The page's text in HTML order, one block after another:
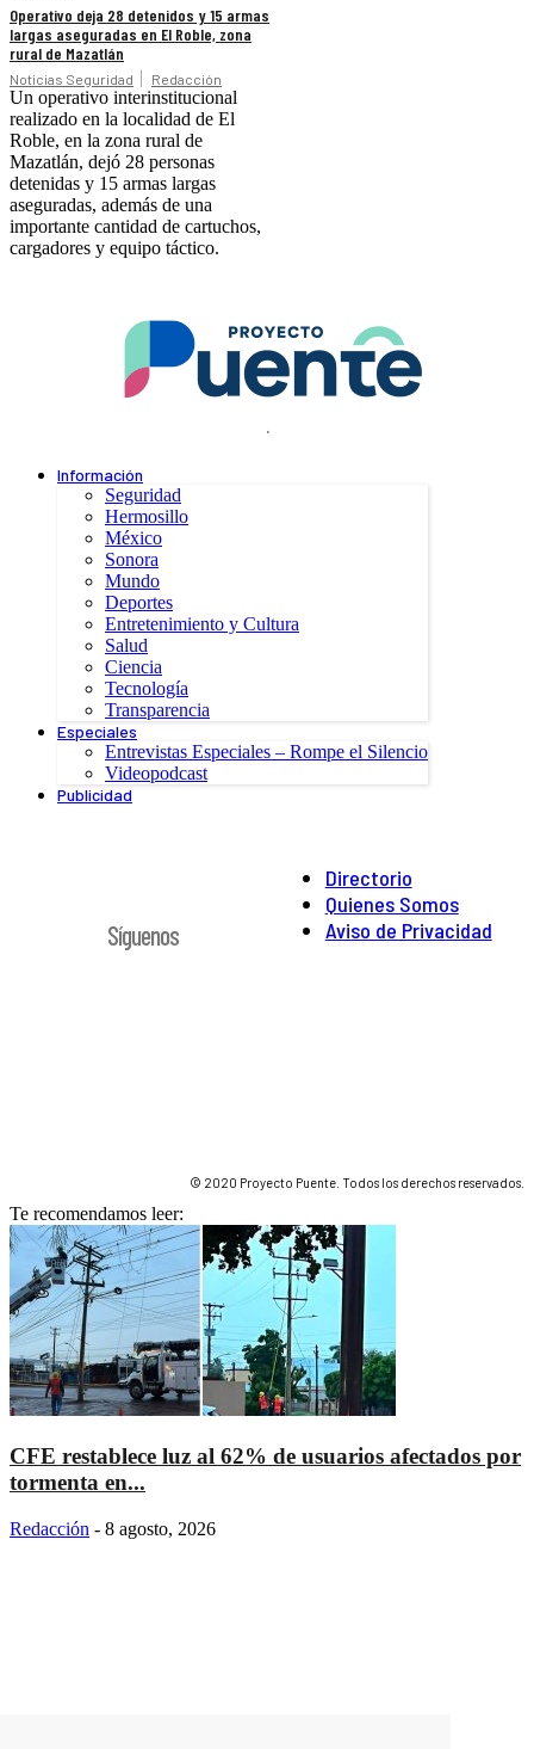
Operativo deja 28 detenidos y 15 armas
largas aseguradas en El Roble, zona
rural de Mazatlán
Noticias Seguridad Redacción
Un operativo interinstitucional
realizado en la localidad de El
Roble, en la zona rural de
Mazatlán, dejó 28 personas
detenidas y 15 armas largas
aseguradas, además de una
importante cantidad de cartuchos,
cargadores y equipo táctico.
.
Información
Seguridad
Hermosillo
México
Sonora
Mundo
Deportes
Entretenimiento y Cultura
Salud
Ciencia
Tecnología
Transparencia
Especiales
Entrevistas Especiales – Rompe el Silencio
Videopodcast
Publicidad
Directorio
Quienes Somos
Aviso de Privacidad
Síguenos
© 2020 Proyecto Puente. Todos los derechos reservados.
Te recomendamos leer:
CFE restablece luz al 62% de usuarios afectados por
tormenta en...
Redacción - 8 agosto, 2026